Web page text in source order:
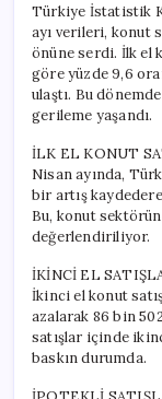
Türkiye İstatistik
ayı verileri, konut
önüne serdi. İlk el
göre yüzde 9,6
ulaştı. Bu
gerileme yaşandı.
İLK EL KONUT
Nisan ayında,
bir artış
Bu, konut
değerlendiriliyor.
İKİNCİ EL
İkinci el konut
azalarak 86 bin
satışlar içinde
baskın durumda.